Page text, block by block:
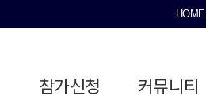
HOME
참가신청 커뮤니티